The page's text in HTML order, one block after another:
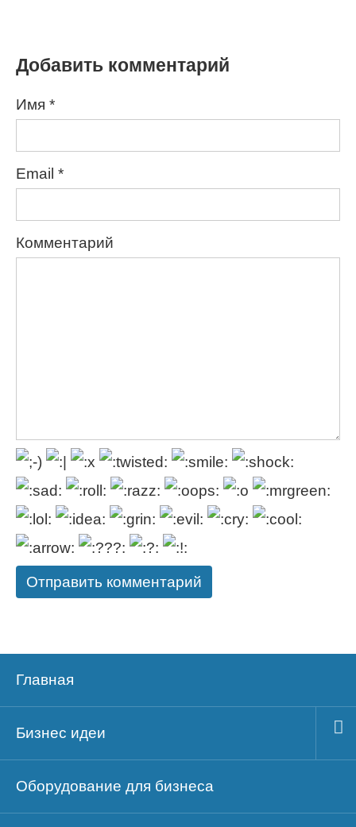
Добавить комментарий
Имя *
Email *
Комментарий
Главная
Бизнес идеи
Оборудование для бизнеса